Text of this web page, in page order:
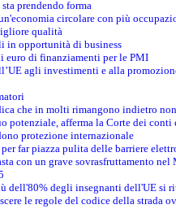
prendendo forma
circolare con più
qualità
in opportunità di business
euro di finanziamenti per le PMI
agli investimenti e alla
che in molti rimangono indietro
potenziale, afferma la Corte dei conti
protezione internazionale
far piazza pulita delle barriere
con un grave sovrasfruttamento nel
dell'80% degli insegnanti dell'UE si
le regole del codice della strada